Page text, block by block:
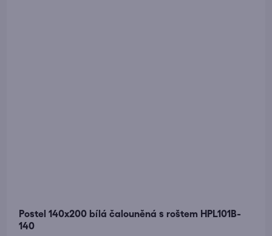
Postel 140x200 bílá čalouněná s roštem HPL101B-
140